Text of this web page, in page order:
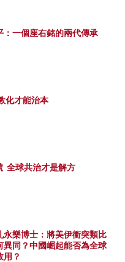
：一個座右銘的兩代傳承
化才能治本
全球共治才是解方
永樂博士：將美伊衝突類比
異同？中國崛起能否為全球
用？